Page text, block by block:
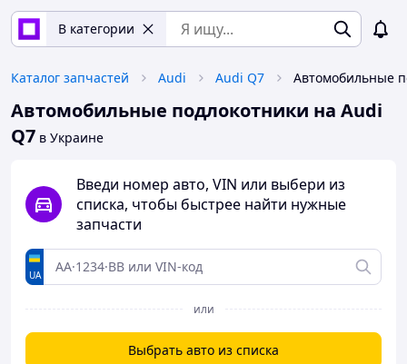
В категории
Каталог запчастей Audi Audi Q7
Автомобильные подлокотники на Audi
Q7 в Украине
Введи номер авто, VIN или выбери из
списка, чтобы быстрее найти нужные
запчасти
UA
или
Выбрать авто из списка